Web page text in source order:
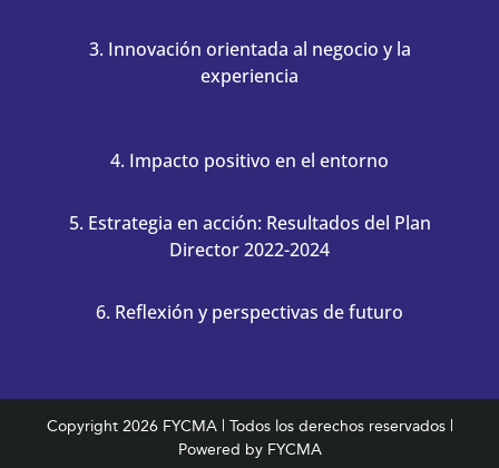
3. Innovación orientada al negocio y la
experiencia
4. Impacto positivo en el entorno
5. Estrategia en acción: Resultados del Plan
Director 2022-2024
6. Reflexión y perspectivas de futuro
Copyright 2026 FYCMA | Todos los derechos reservados |
Powered by FYCMA